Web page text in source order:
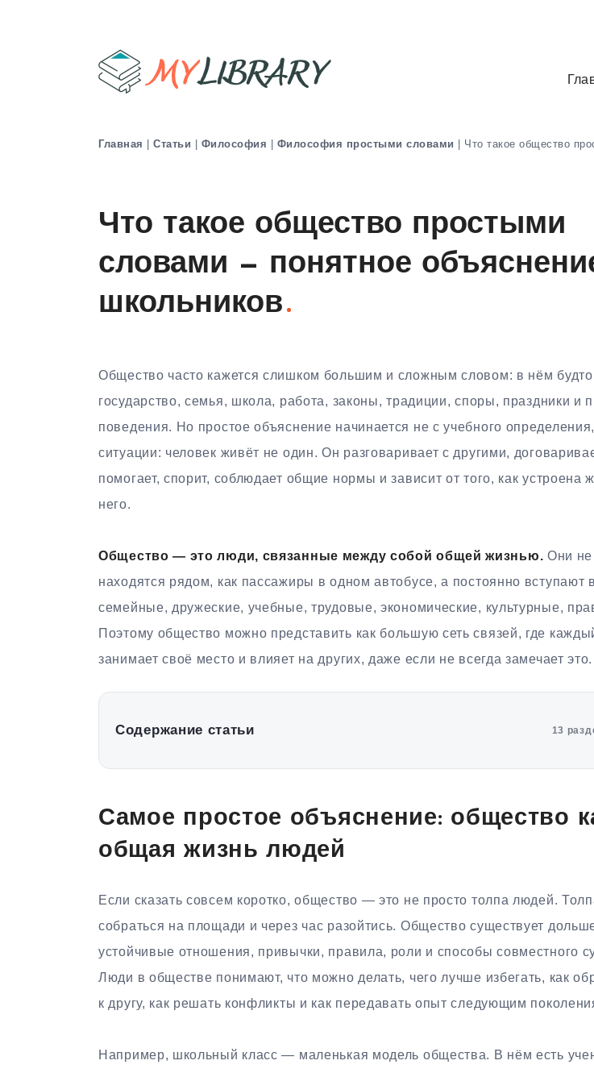
Главная | Статьи | Философия | Философия простыми словами | Что такое общество
Что такое общество простыми
словами — понятное
школьников
Общество часто кажется слишком большим и сложным словом: в нём будто
государство, семья, школа, работа, законы, традиции, споры, праздники и
поведения. Но простое объяснение начинается не с учебного
ситуации: человек живёт не один. Он разговаривает с другими,
помогает, спорит, соблюдает общие нормы и зависит от того, как устроена
него.
Общество — это люди, связанные между собой общей жизнью. Они не
находятся рядом, как пассажиры в одном автобусе, а постоянно вступают
семейные, дружеские, учебные, трудовые, экономические, культурные,
Поэтому общество можно представить как большую сеть связей, где
занимает своё место и влияет на других, даже если не всегда замечает это.
Содержание статьи 13
Самое простое объяснение: общество
общая жизнь людей
Если сказать совсем коротко, общество — это не просто толпа людей.
собраться на площади и через час разойтись. Общество существует
устойчивые отношения, привычки, правила, роли и способы совместного
Люди в обществе понимают, что можно делать, чего лучше избегать, как
к другу, как решать конфликты и как передавать опыт следующим
Например, школьный класс — маленькая модель общества. В нём есть